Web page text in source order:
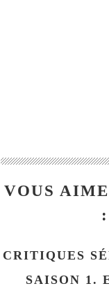
VOUS
:
CRITIQUES
SAISON 1.